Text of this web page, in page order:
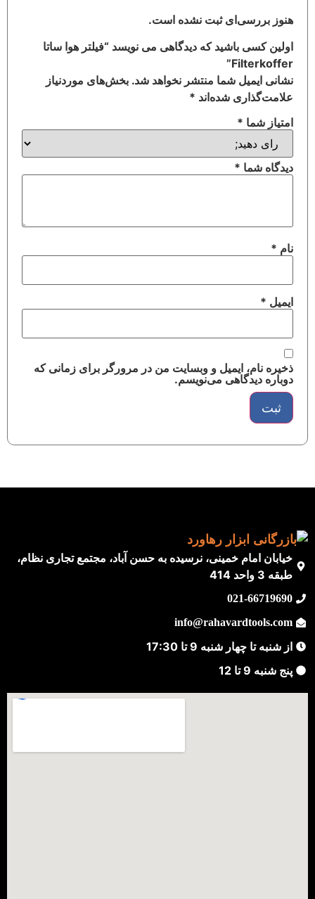
هنوز بررسی‌ای ثبت نشده است.
اولین کسی باشید که دیدگاهی می نویسد “فیلتر هوا ساتا
Filterkoffer”
نشانی ایمیل شما منتشر نخواهد شد. بخش‌های موردنیاز
علامت‌گذاری شده‌اند *
امتیاز شما *
دیدگاه شما *
نام *
ایمیل *
ذخیره نام، ایمیل و وبسایت من در مرورگر برای زمانی که
دوباره دیدگاهی می‌نویسم.
خیابان امام خمینی، نرسیده به حسن آباد، مجتمع تجاری نظام،
طبقه 3 واحد 414
021-66719690
info@rahavardtools.com
از شنبه تا چهار شنبه 9 تا 17:30
پنج شنبه 9 تا 12